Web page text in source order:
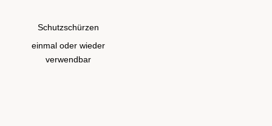
Schutzschürzen
einmal oder wieder
verwendbar